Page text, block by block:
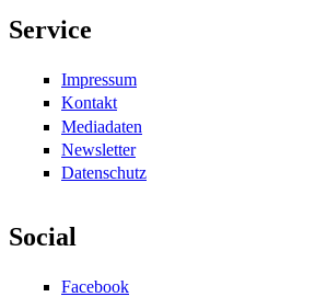
Service
Impressum
Kontakt
Mediadaten
Newsletter
Datenschutz
Social
Facebook